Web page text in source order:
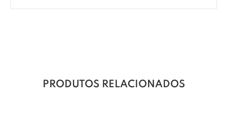
PRODUTOS RELACIONADOS